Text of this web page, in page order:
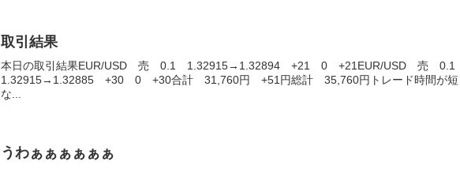
取引結果
本日の取引結果EUR/USD 売 0.1 1.32915→1.32894 +21 0 +21EUR/USD 売 0.1
1.32915→1.32885 +30 0 +30合計 31,760円 +51円総計 35,760円トレード時間が短
な...
うわぁぁぁぁぁぁ